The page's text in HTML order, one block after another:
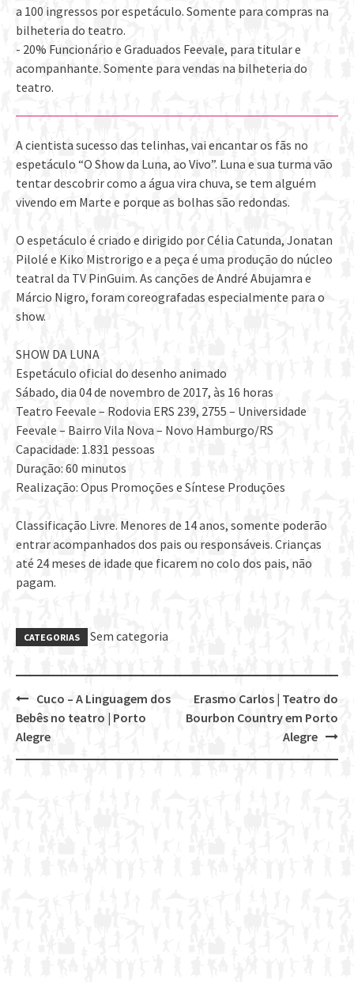
a 100 ingressos por espetáculo. Somente para compras na
bilheteria do teatro.
- 20% Funcionário e Graduados Feevale, para titular e
acompanhante. Somente para vendas na bilheteria do
teatro.
A cientista sucesso das telinhas, vai encantar os fãs no
espetáculo “O Show da Luna, ao Vivo”. Luna e sua turma vão
tentar descobrir como a água vira chuva, se tem alguém
vivendo em Marte e porque as bolhas são redondas.
O espetáculo é criado e dirigido por Célia Catunda, Jonatan
Pilolé e Kiko Mistrorigo e a peça é uma produção do núcleo
teatral da TV PinGuim. As canções de André Abujamra e
Márcio Nigro, foram coreografadas especialmente para o
show.
SHOW DA LUNA
Espetáculo oficial do desenho animado
Sábado, dia 04 de novembro de 2017, às 16 horas
Teatro Feevale – Rodovia ERS 239, 2755 – Universidade
Feevale – Bairro Vila Nova – Novo Hamburgo/RS
Capacidade: 1.831 pessoas
Duração: 60 minutos
Realização: Opus Promoções e Síntese Produções
Classificação Livre. Menores de 14 anos, somente poderão
entrar acompanhados dos pais ou responsáveis. Crianças
até 24 meses de idade que ficarem no colo dos pais, não
pagam.
CATEGORIAS Sem categoria
Post
navigation
Erasmo Carlos | Teatro do
Bourbon Country em Porto
Alegre
Cuco – A Linguagem dos
Bebês no teatro | Porto
Alegre